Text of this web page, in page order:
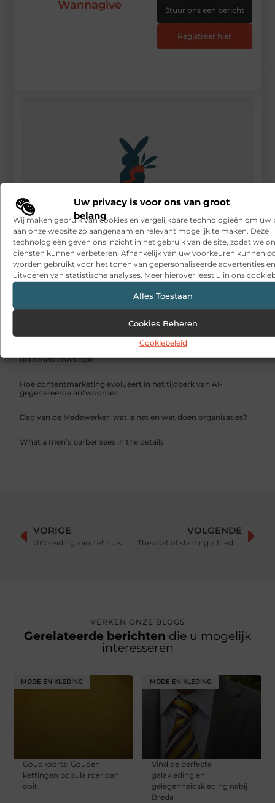
Uw privacy is voor ons van groot
belang
Wij maken gebruik van cookies en vergelijkbare technologieën om uw
aan onze website zo aangenaam en relevant mogelijk te maken. Deze
technologieën geven ons inzicht in het gebruik van de site, zodat we
diensten kunnen verbeteren. Afhankelijk van uw voorkeuren kunnen
worden gebruikt voor het tonen van gepersonaliseerde advertenties
uitvoeren van statistische analyses. Meer hierover leest u in ons
Alles Toestaan
Cookies Beheren
Cookiebeleid
De zorgvuldige werkwijze van Joseph Ribkoff
Snelle sfeerverbetering met accessoires die altijd passen
Een deur die open blijft zonder gedoe
detectietechnologie
Hoe contentmarketing evolueert in het tijdperk van AI-
gegenereerde antwoorden
Dag van de Medewerker: wat is het en wat doen organisaties?
What a men’s barber sees in the details
Wannagive Stuur ons een bericht
Registreer hier
VORIGE
Uitbreiding aan het huis
VOLGENDE
The cost of starting a fried chicken restaurant.
VERKEN ONZE BLOGS
Gerelateerde berichten die u mogelijk
interesseren
MODE EN KLEDING
Goudkoorts: Gouden
kettingen populairder dan
ooit
MODE EN KLEDING
Vind de perfecte
galakleding en
gelegenheidskleding nabij
Breda